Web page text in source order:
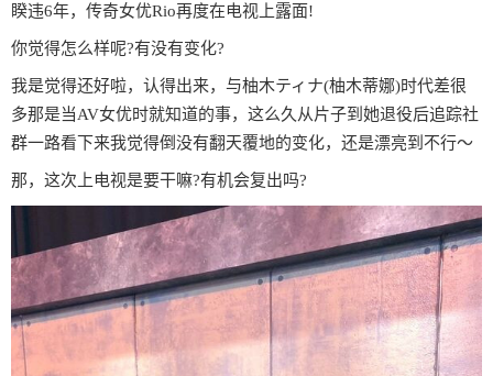
睽违6年，传奇女优Rio再度在电视上露面!
你觉得怎么样呢?有没有变化?
我是觉得还好啦，认得出来，与柚木ティナ(柚木蒂娜)时代差很
多那是当AV女优时就知道的事，这么久从片子到她退役后追踪社
群一路看下来我觉得倒没有翻天覆地的变化，还是漂亮到不行〜
那，这次上电视是要干嘛?有机会复出吗?